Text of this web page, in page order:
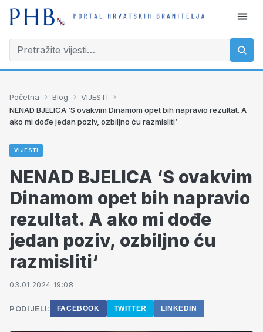
Početna › Blog › VIJESTI ›
NENAD BJELICA ‘S ovakvim Dinamom opet bih napravio rezultat. A
ako mi dođe jedan poziv, ozbiljno ću razmisliti‘
VIJESTI
NENAD BJELICA ‘S ovakvim
Dinamom opet bih napravio
rezultat. A ako mi dođe
jedan poziv, ozbiljno ću
razmisliti‘
03.01.2024 19:08
PODIJELI: FACEBOOK TWITTER LINKEDIN